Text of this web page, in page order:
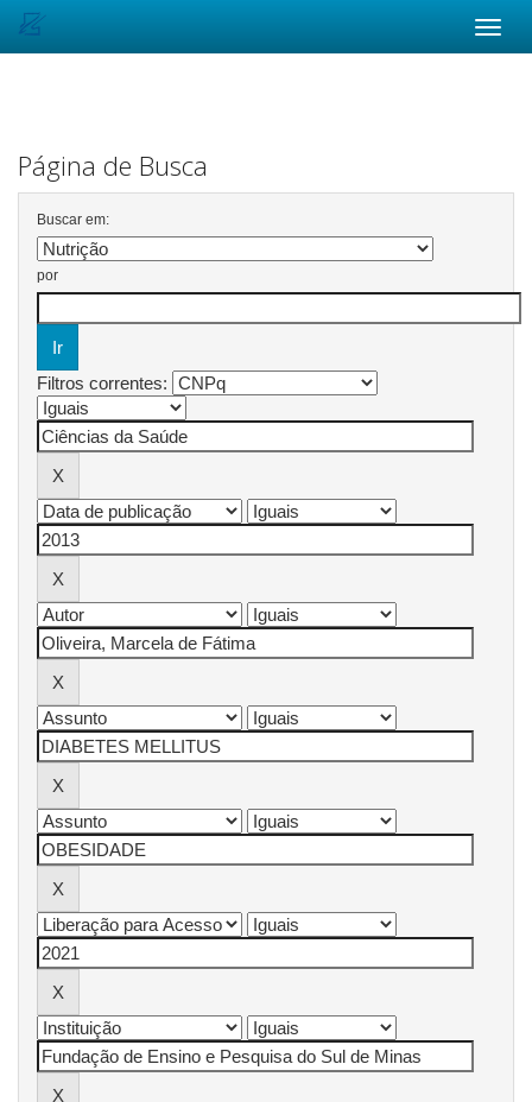
Página de Busca
Buscar em:
por
Filtros correntes: